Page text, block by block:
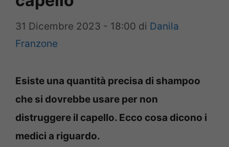
31 Dicembre 2023 - 18:00 di Danila
Franzone
Esiste una quantità precisa di shampoo
che si dovrebbe usare per non
distruggere il capello. Ecco cosa dicono i
medici a riguardo.